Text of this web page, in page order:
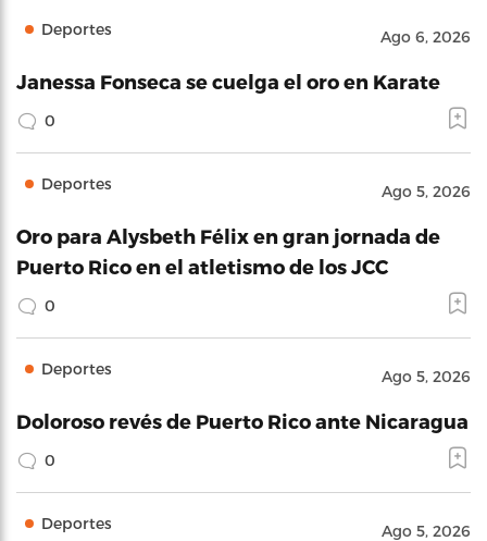
Deportes Ago 6, 2026
Janessa Fonseca se cuelga el oro en Karate
0
Deportes Ago 5, 2026
Oro para Alysbeth Félix en gran jornada de
Puerto Rico en el atletismo de los JCC
0
Deportes Ago 5, 2026
Doloroso revés de Puerto Rico ante Nicaragua
0
Deportes Ago 5, 2026